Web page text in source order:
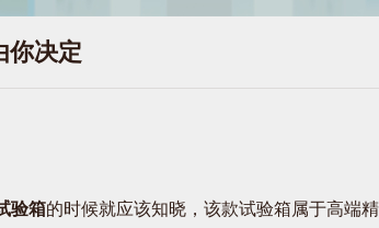
你决定
验箱的时候就应该知晓，该款试验箱属于高端